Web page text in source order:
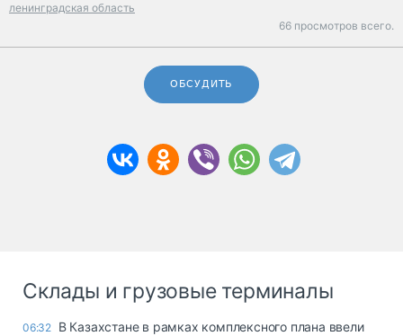
ленинградская область
66 просмотров всего.
ОБСУДИТЬ
Склады и грузовые терминалы
06:32 В Казахстане в рамках комплексного плана ввели